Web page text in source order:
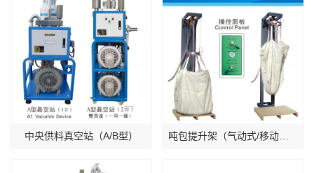
中央供料真空站（A/B型）